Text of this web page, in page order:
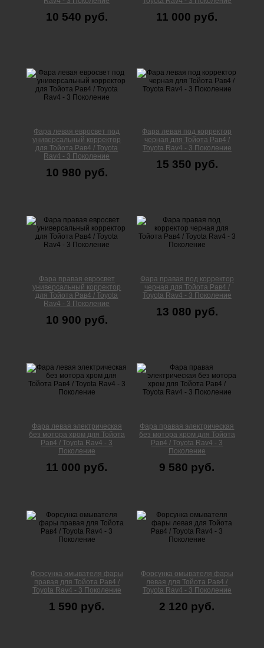
10 540 руб. 11 000 руб.
Фара левая евросвет под
универсальный корректор
для Тойота Рав4 / Toyota
Rav4 - 3 Поколение
10 980 руб.
Фара левая под корректор
черная для Тойота Рав4 /
Toyota Rav4 - 3 Поколение
15 350 руб.
Фара правая евросвет
универсальный корректор
для Тойота Рав4 / Toyota
Rav4 - 3 Поколение
10 900 руб.
Фара правая под корректор
черная для Тойота Рав4 /
Toyota Rav4 - 3 Поколение
13 080 руб.
Фара левая электрическая
без мотора хром для Тойота
Рав4 / Toyota Rav4 - 3
Поколение
11 000 руб.
Фара правая электрическая
без мотора хром для Тойота
Рав4 / Toyota Rav4 - 3
Поколение
9 580 руб.
Форсунка омывателя фары
правая для Тойота Рав4 /
Toyota Rav4 - 3 Поколение
1 590 руб.
Форсунка омывателя фары
левая для Тойота Рав4 /
Toyota Rav4 - 3 Поколение
2 120 руб.